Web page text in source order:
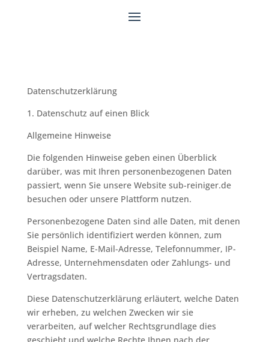
Datenschutzerklärung
1. Datenschutz auf einen Blick
Allgemeine Hinweise
Die folgenden Hinweise geben einen Überblick
darüber, was mit Ihren personenbezogenen Daten
passiert, wenn Sie unsere Website sub-reiniger.de
besuchen oder unsere Plattform nutzen.
Personenbezogene Daten sind alle Daten, mit denen
Sie persönlich identifiziert werden können, zum
Beispiel Name, E-Mail-Adresse, Telefonnummer, IP-
Adresse, Unternehmensdaten oder Zahlungs- und
Vertragsdaten.
Diese Datenschutzerklärung erläutert, welche Daten
wir erheben, zu welchen Zwecken wir sie
verarbeiten, auf welcher Rechtsgrundlage dies